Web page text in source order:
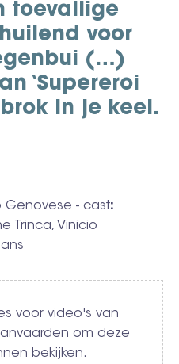
toevallige
voor
(…)
‘Supereroi
in je keel.
Genovese - cast:
Trinca, Vinicio
voor video's van
om deze
bekijken.